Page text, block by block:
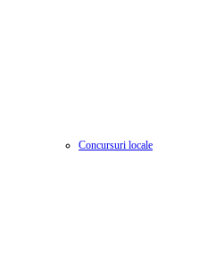
Concursuri locale